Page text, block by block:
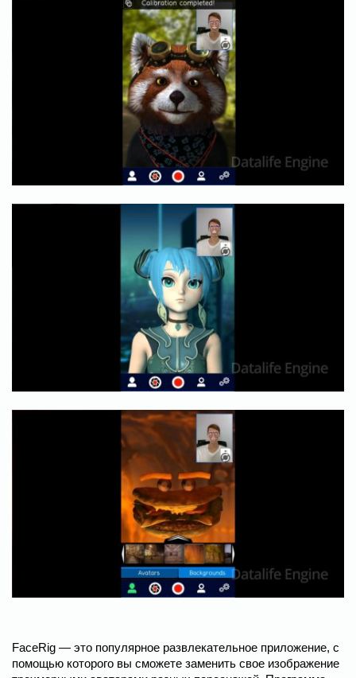
FaceRig — это популярное развлекательное приложение, с
помощью которого вы сможете заменить свое изображение